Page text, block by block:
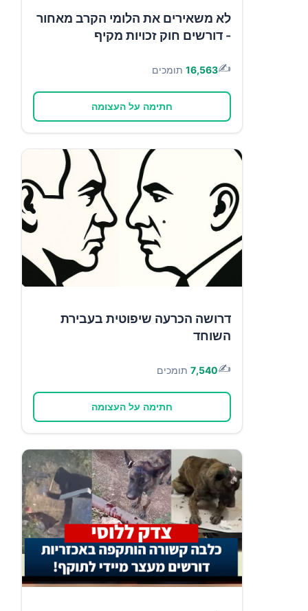
לא משאירים את הלומי הקרב מאחור
- דורשים חוק זכויות מקיף
✍️
16,563 תומכים
חתימה על העצומה
דרושה הכרעה שיפוטית בעבירת
השוחד
✍️
7,540 תומכים
חתימה על העצומה